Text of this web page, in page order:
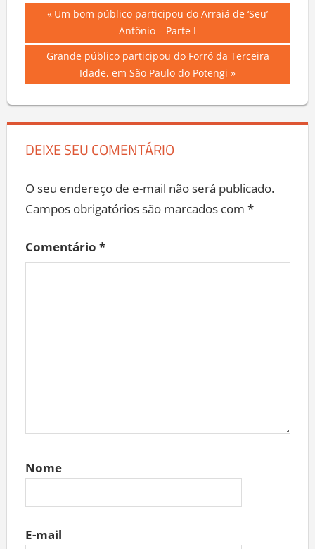
Navegação
de
Previous
Um bom público participou do Arraiá de ‘Seu’
Antônio – Parte I
Next
Grande público participou do Forró da Terceira
Idade, em São Paulo do Potengi
DEIXE SEU COMENTÁRIO
O seu endereço de e-mail não será publicado.
Campos obrigatórios são marcados com *
Comentário *
Nome
E-mail